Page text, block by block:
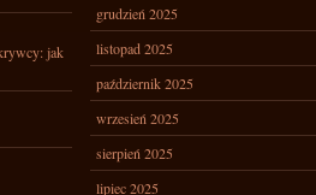
jak
grudzień 2025
listopad 2025
październik 2025
wrzesień 2025
sierpień 2025
lipiec 2025